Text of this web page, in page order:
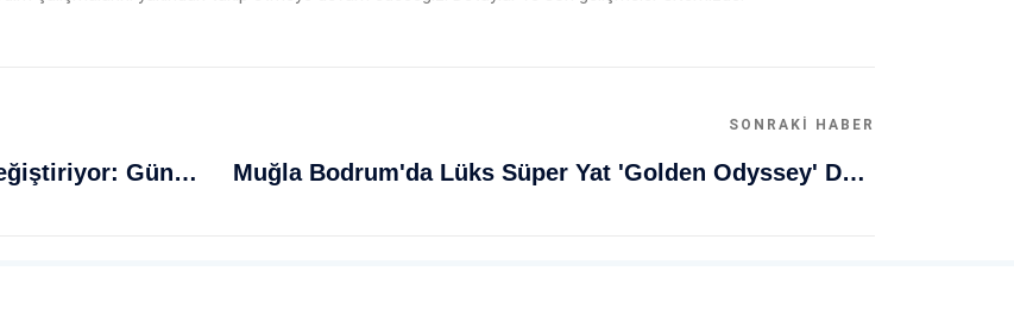
Türkiye'nin NATO Zirvesi Gündemini Değiştiriyor: Güneydoğuda Öne Çıkış Ve Stratejik Rol
SONRAKI HABER
Muğla Bodrum'da Lüks Süper Yat 'Golden Odyssey' Demirledi